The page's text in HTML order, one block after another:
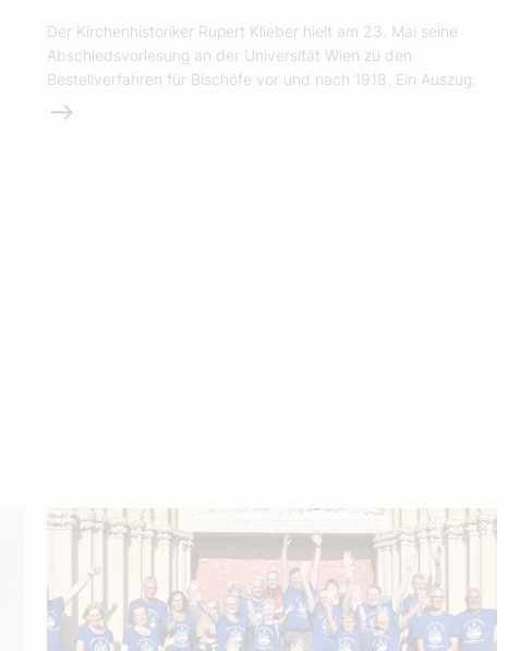
Der Kirchenhistoriker Rupert Klieber hielt am 23. Mai seine
Abschiedsvorlesung an der Universität Wien zu den
Bestellverfahren für Bischöfe vor und nach 1918. Ein Auszug:
Weiterlesen